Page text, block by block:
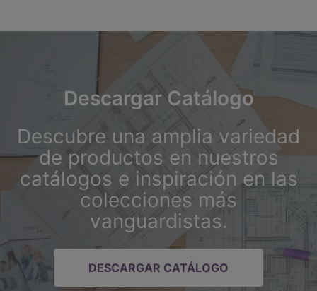
Descargar Catálogo
Descubre una amplia variedad
de productos en nuestros
catálogos e inspiración en las
colecciones más
vanguardistas.
DESCARGAR CATÁLOGO